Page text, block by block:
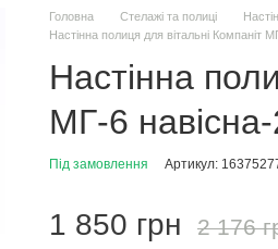
Головна Стелажі та полиці
Настінна полиця для вітальні Компаніт
Настінна
МГ-6
Під замовлення Артикул:
1 850 грн 2 176